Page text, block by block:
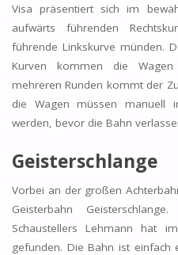
Visa präsentiert sich im
aufwärts führenden
führende Linkskurve münden.
Kurven kommen die
mehreren Runden kommt der
die Wagen müssen manuell
werden, bevor die Bahn
Geisterschlange
Vorbei an der großen
Geisterbahn
Schaustellers Lehmann hat
gefunden. Die Bahn ist einfach